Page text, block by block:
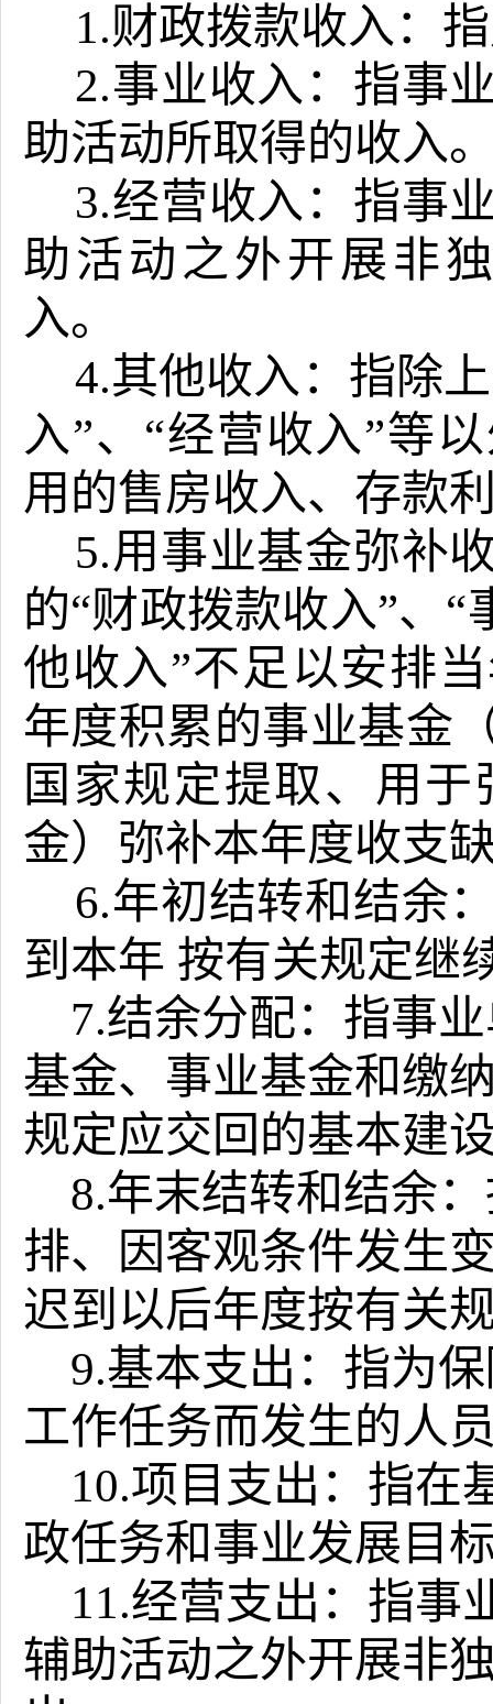
1.财政拨款收入：
2.事业收入：指事
助活动所取得的收入
3.经营收入：指事
助活动之外开展非
入。
4.其他收入：指除
入”、 “经营收入”等
用的售房收入、存款
5.用事业基金弥补
的“财政拨款收入”、 “
他收入”不足以安排
年度积累的事业基金
国家规定提取、用
金）弥补本年度收支
6.年初结转和结余
到本年 按有关规定继
7.结余分配：指事
基金、事业基金和缴
规定应交回的基本建
8.年末结转和结余
排、因客观条件发生
迟到以后年度按有关
9.基本支出：指为
工作任务而发生的人
10.项目支出：指在
政任务和事业发展目
11.经营支出：指事
辅助活动之外开展非